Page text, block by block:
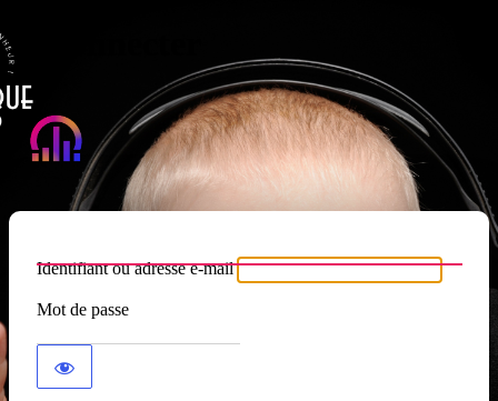
Se connecter
Atypique RADIO
Identifiant ou adresse e-mail
Mot de passe